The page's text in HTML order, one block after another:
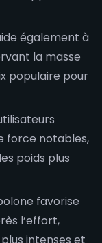
également à
la masse
populaire pour
force notables,
poids plus
favorise
l’effort,